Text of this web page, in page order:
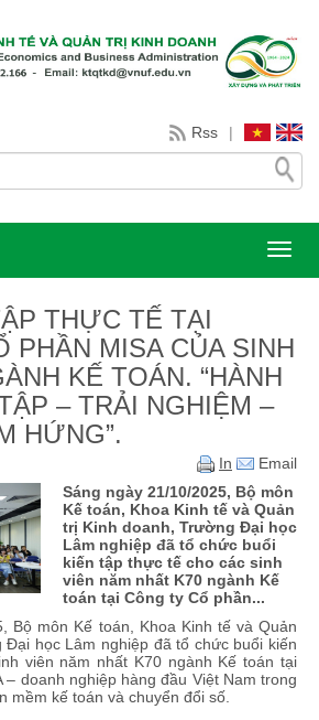
Rss |
THỰC TẾ TẠI
PHẦN MISA CỦA SINH
KẾ TOÁN. “HÀNH
– TRẢI NGHIỆM –
HỨNG”.
In
Email
Sáng ngày 21/10/2025, Bộ môn
Kế toán, Khoa Kinh tế và Quản
trị Kinh doanh, Trường Đại học
Lâm nghiệp đã tổ chức buổi
kiến tập thực tế cho các sinh
viên năm nhất K70 ngành Kế
toán tại Công ty Cổ phần...
Bộ môn Kế toán, Khoa Kinh tế và Quản
Đại học Lâm nghiệp đã tổ chức buổi kiến
viên năm nhất K70 ngành Kế toán tại
– doanh nghiệp hàng đầu Việt Nam trong
mềm kế toán và chuyển đổi số.